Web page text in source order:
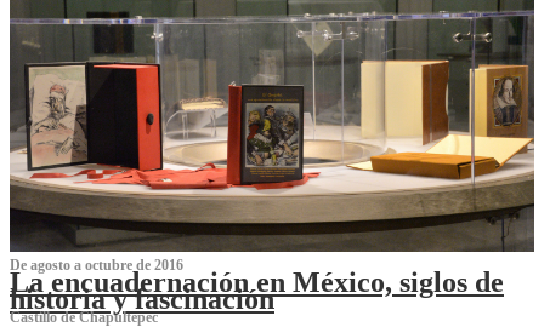
De agosto a octubre de 2016
La encuadernación en México, siglos de
historia y fascinación
Castillo de Chapultepec